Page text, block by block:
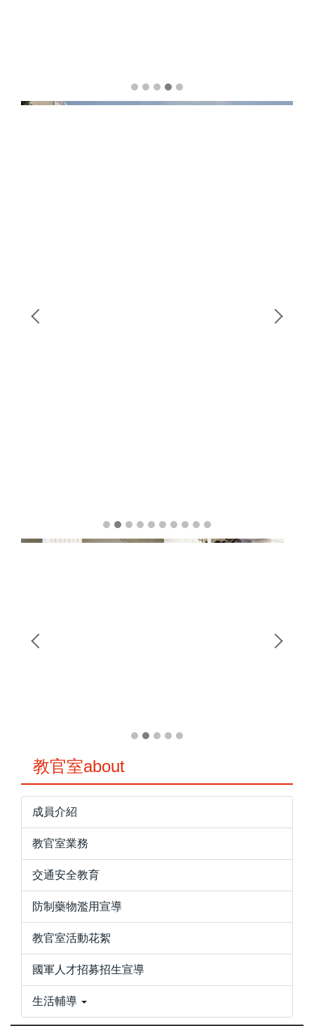
教官室about
成員介紹
教官室業務
交通安全教育
防制藥物濫用宣導
教官室活動花絮
國軍人才招募招生宣導
生活輔導